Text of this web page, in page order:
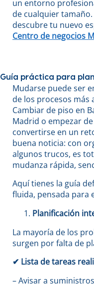
un entorno
de cualquier
descubre tu nuevo
Centro de negocios
Guía práctica para
Mudarse puede ser
de los procesos más
Cambiar de piso en
Madrid o empezar
convertirse en un
buena noticia: con
algunos trucos, es
mudanza rápida,
Aquí tienes la guía
fluida, pensada para
Planificación
La mayoría de los
surgen por falta de
✔ Lista de tareas
– Avisar a